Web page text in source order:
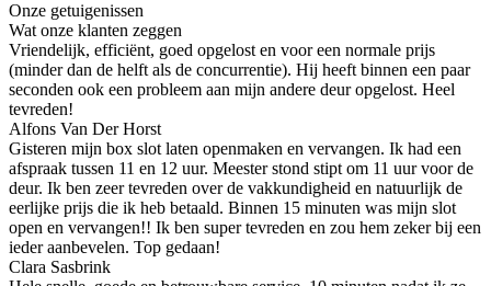
Onze getuigenissen
Wat onze klanten zeggen
Vriendelijk, efficiënt, goed opgelost en voor een normale prijs
(minder dan de helft als de concurrentie). Hij heeft binnen een paar
seconden ook een probleem aan mijn andere deur opgelost. Heel
tevreden!
Alfons Van Der Horst
Gisteren mijn box slot laten openmaken en vervangen. Ik had een
afspraak tussen 11 en 12 uur. Meester stond stipt om 11 uur voor de
deur. Ik ben zeer tevreden over de vakkundigheid en natuurlijk de
eerlijke prijs die ik heb betaald. Binnen 15 minuten was mijn slot
open en vervangen!! Ik ben super tevreden en zou hem zeker bij een
ieder aanbevelen. Top gedaan!
Clara Sasbrink